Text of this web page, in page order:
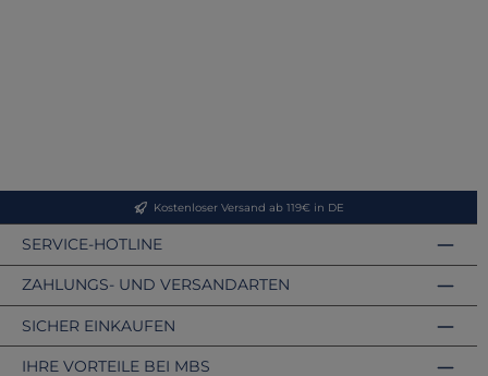
Kostenloser Versand ab 119€ in DE
SERVICE-HOTLINE
ZAHLUNGS- UND VERSANDARTEN
SICHER EINKAUFEN
IHRE VORTEILE BEI MBS